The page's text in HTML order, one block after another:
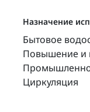
жидкости.
применять
рядом
Назначение
Бытовое
Повышение и
Циркуляция